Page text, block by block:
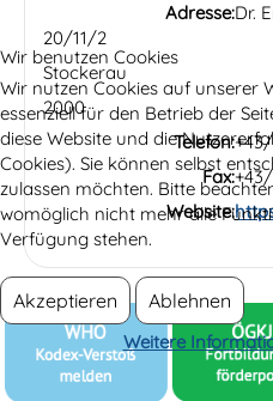
Adresse:Dr.
20/11/2
Stockerau
2000
Telefon:
Fax:
Website:
Wir benutzen Cookies
Wir nutzen Cookies auf unserer
essenziell für den Betrieb der
diese Website und die
Cookies). Sie können selbst
zulassen möchten. Bitte
womöglich nicht mehr alle
Verfügung stehen.
Akzeptieren Ablehnen
Weitere